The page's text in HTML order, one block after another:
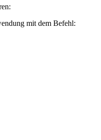
mit dem Befehl: